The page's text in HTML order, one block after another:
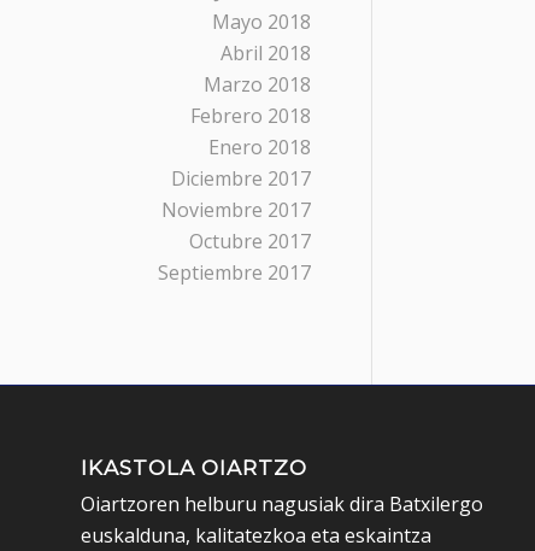
Mayo 2018
Abril 2018
Marzo 2018
Febrero 2018
Enero 2018
Diciembre 2017
Noviembre 2017
Octubre 2017
Septiembre 2017
IKASTOLA OIARTZO
Oiartzoren helburu nagusiak dira Batxilergo
euskalduna, kalitatezkoa eta eskaintza